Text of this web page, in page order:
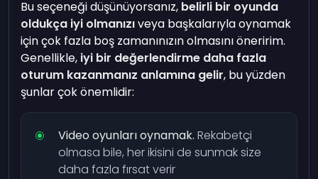
Bu seçeneği düşünüyorsanız, belirli bir oyunda
oldukça iyi olmanızıveya başkalarıyla oynamak
için çok fazla boş zamanınızın olmasını öneririm.
Genellikle, iyi bir değerlendirme daha fazla
oturum kazanmanız anlamına gelir, bu yüzden
şunlar çok önemlidir:
Video oyunları oynamak. Rekabetçi
olmasa bile, her ikisini de sunmak size
daha fazla fırsat verir